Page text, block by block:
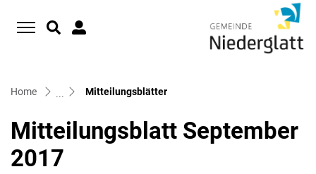
Home Mitteilungsblätter(ausgewählt)
Mitteilungsblatt September
2017